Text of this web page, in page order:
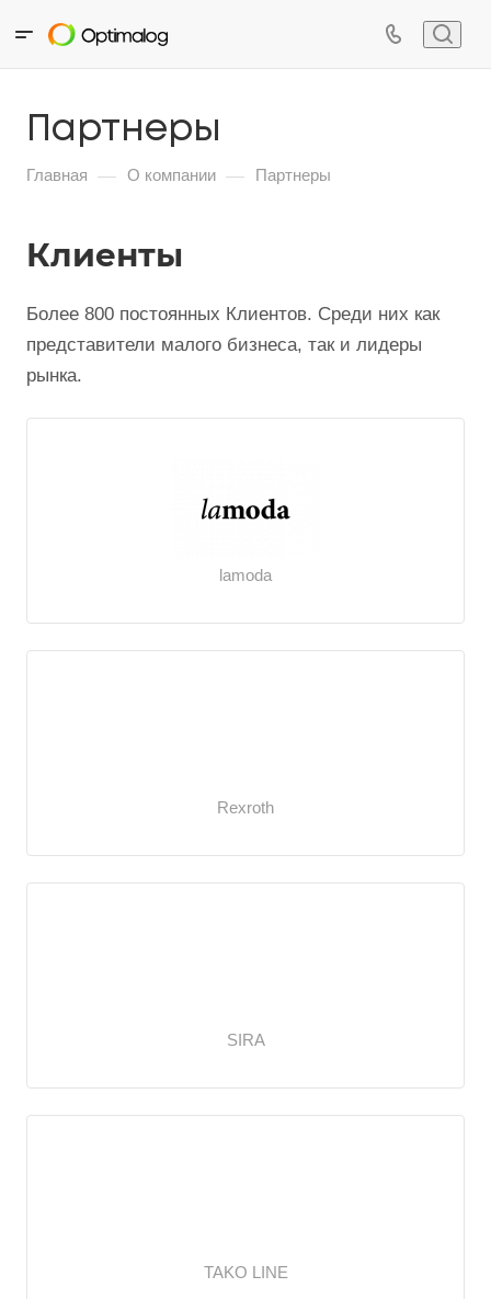
Партнеры
Главная — О компании — Партнеры
Клиенты
Более 800 постоянных Клиентов. Среди них как
представители малого бизнеса, так и лидеры
рынка.
lamoda
Rexroth
SIRA
TAKO LINE